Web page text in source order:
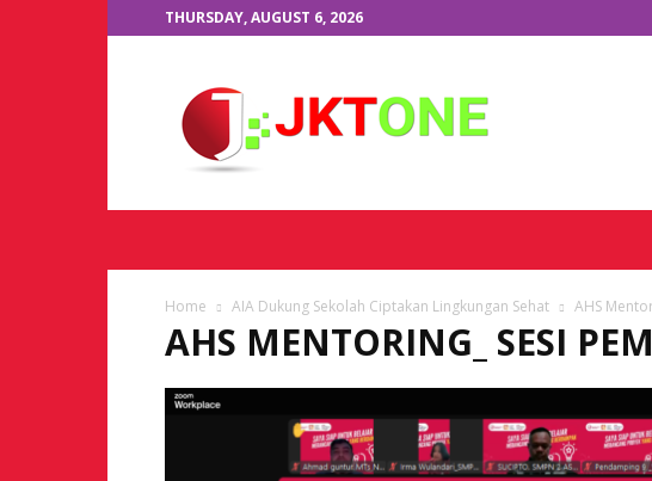
THURSDAY, AUGUST 6, 2026
Home AIA Dukung Sekolah Ciptakan Lingkungan Sehat AHS
AHS MENTORING_ SESI